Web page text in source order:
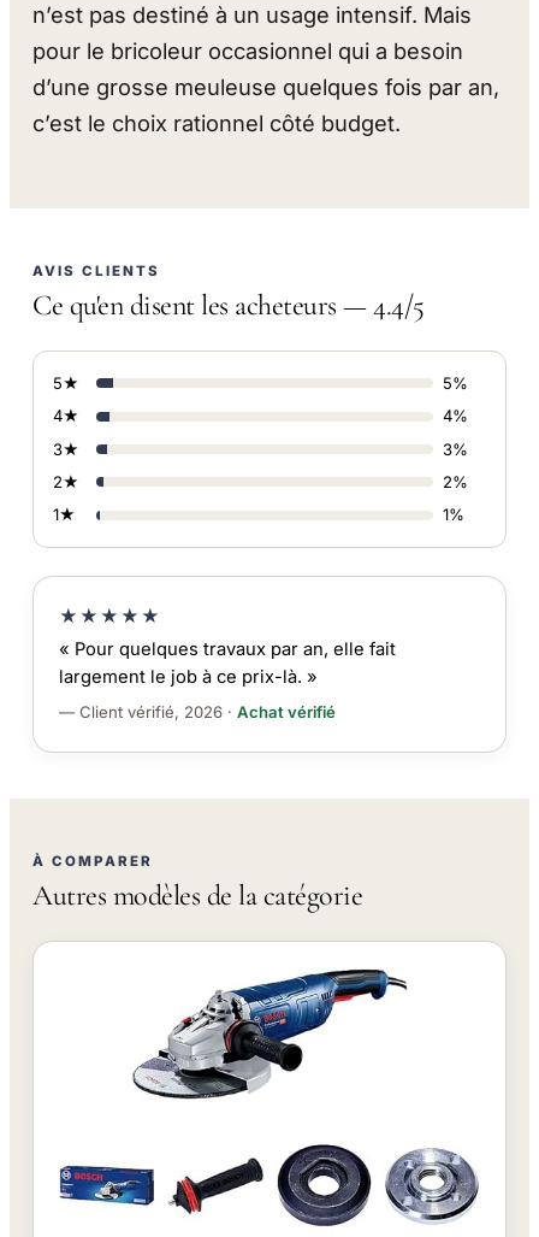
n’est pas destiné à un usage intensif. Mais
pour le bricoleur occasionnel qui a besoin
d’une grosse meuleuse quelques fois par an,
c’est le choix rationnel côté budget.
AVIS CLIENTS
Ce qu'en disent les acheteurs — 4.4/5
5★
5%
4★
4%
3★
3%
2★
2%
1★
1%
★★★★★
« Pour quelques travaux par an, elle fait
largement le job à ce prix-là. »
— Client vérifié, 2026 · Achat vérifié
À COMPARER
Autres modèles de la catégorie